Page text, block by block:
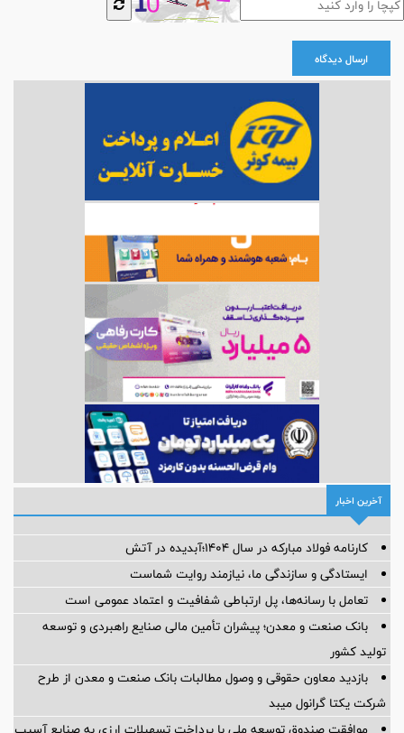
ارسال دیدگاه
آخرین اخبار
کارنامه فولاد مبارکه در سال ۱۴۰۴؛آبدیده در آتش
ایستادگی و سازندگی ما، نیازمند روایت شماست
تعامل با رسانه‌ها، پل ارتباطی شفافیت و اعتماد عمومی است
بانک صنعت و معدن؛ پیشران تأمین مالی صنایع راهبردی و توسعه
تولید کشور
بازدید معاون حقوقی و وصول مطالبات بانک صنعت و معدن از طرح
شرکت یکتا گرانول میبد